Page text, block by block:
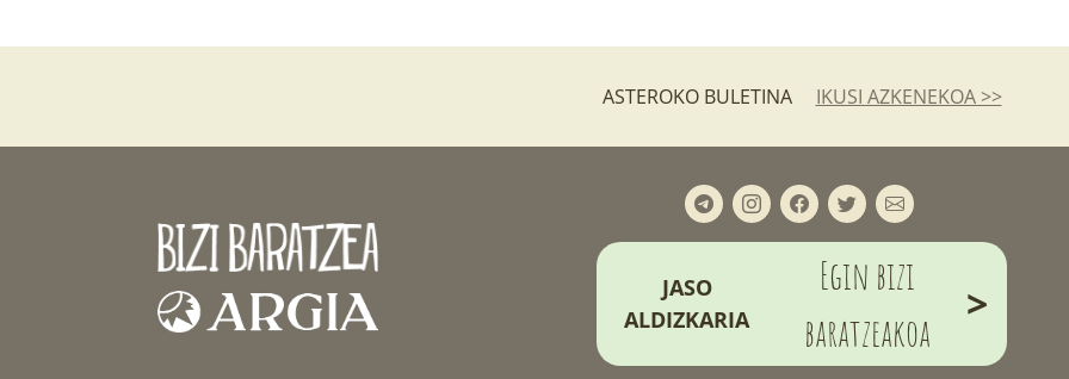
ASTEROKO BULETINA IKUSI AZKENEKOA >>
JASO
ALDIZKARIA
Egin bizi
baratzeakoa
>